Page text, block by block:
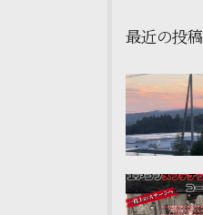
最近の投稿